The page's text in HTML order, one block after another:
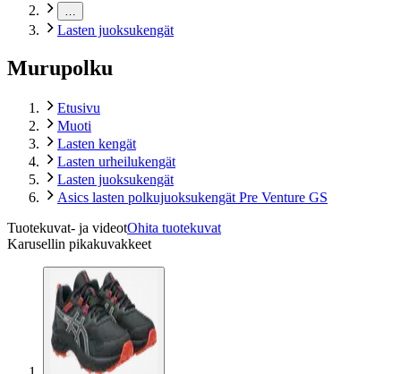
Lasten juoksukengät
Murupolku
Etusivu
Muoti
Lasten kengät
Lasten urheilukengät
Lasten juoksukengät
Asics lasten polkujuoksukengät Pre Venture GS
Tuotekuvat- ja videotOhita tuotekuvat
Karusellin pikakuvakkeet